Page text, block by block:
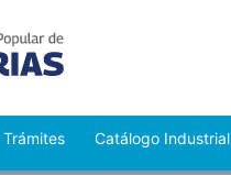
Trámites Catálogo Industrial